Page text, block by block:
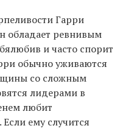
Гарри
обладает ревнивым
и часто спорит
обычно уживаются
со сложным
лидерами в
любит
ему случится